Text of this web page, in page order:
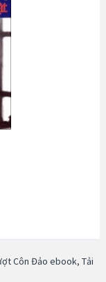
Côn Đảo ebook, Tải